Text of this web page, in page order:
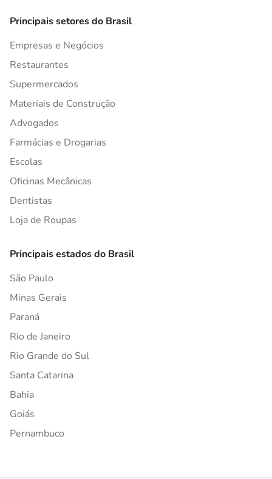
Principais setores do Brasil
Empresas e Negócios
Restaurantes
Supermercados
Materiais de Construção
Advogados
Farmácias e Drogarias
Escolas
Oficinas Mecânicas
Dentistas
Loja de Roupas
Principais estados do Brasil
São Paulo
Minas Gerais
Paraná
Rio de Janeiro
Rio Grande do Sul
Santa Catarina
Bahia
Goiás
Pernambuco